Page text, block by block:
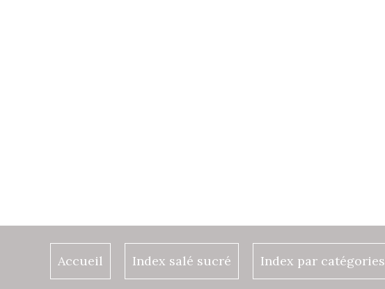
Accueil Index salé sucré Index par catégories